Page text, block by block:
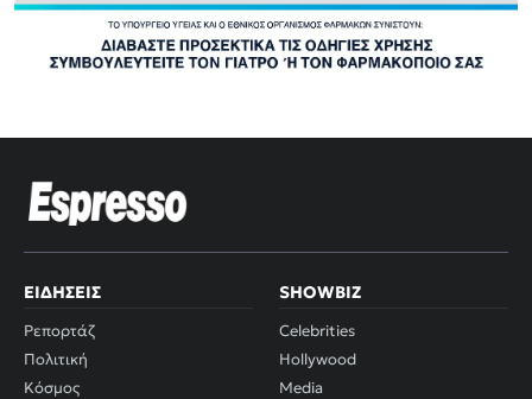
ΕΙΔΉΣΕΙΣ
Ρεπορτάζ
Πολιτική
Κόσμος
SHOWBIZ
Celebrities
Hollywood
Media